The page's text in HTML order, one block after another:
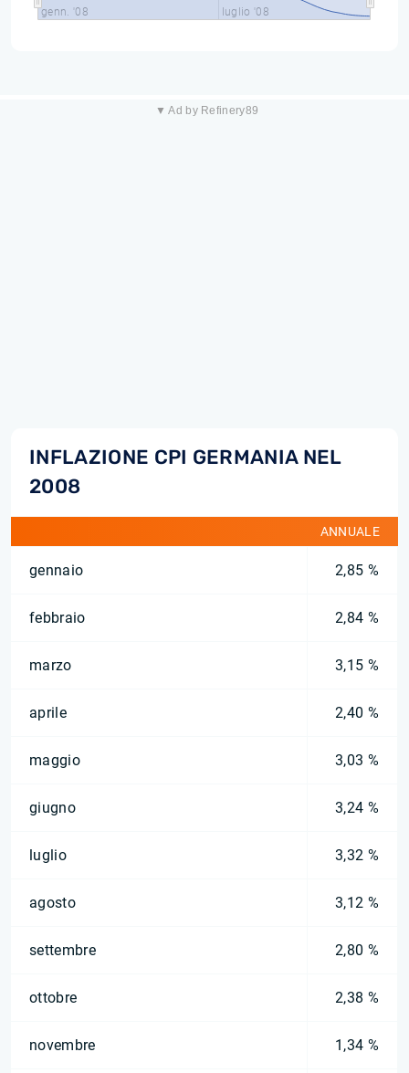
genn. '08 luglio '08
▼ Ad by Refinery89
INFLAZIONE CPI GERMANIA NEL
2008
ANNUALE
gennaio 2,85 %
febbraio 2,84 %
marzo 3,15 %
aprile 2,40 %
maggio 3,03 %
giugno 3,24 %
luglio 3,32 %
agosto 3,12 %
settembre 2,80 %
ottobre 2,38 %
novembre 1,34 %